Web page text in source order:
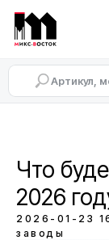
Что
2026
2026-01-23
заводы